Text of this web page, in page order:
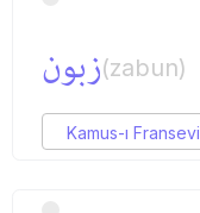
زبون(zabun)
Kamus-ı Fransevi